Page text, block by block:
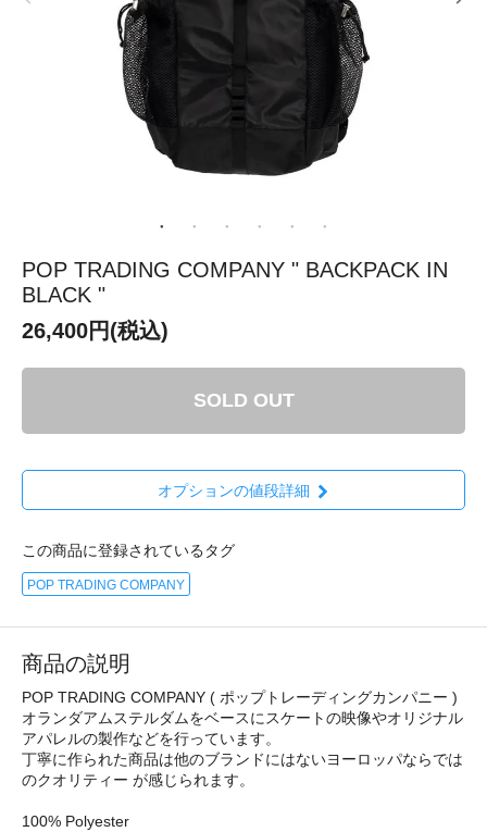
POP TRADING COMPANY " BACKPACK IN
BLACK "
26,400円(税込)
SOLD OUT
オプションの値段詳細
この商品に登録されているタグ
POP TRADING COMPANY
商品の説明
POP TRADING COMPANY ( ポップトレーディングカンパニー )
オランダアムステルダムをベースにスケートの映像やオリジナル
アパレルの製作などを行っています。
丁寧に作られた商品は他のブランドにはないヨーロッパならでは
のクオリティー が感じられます。
100% Polyester